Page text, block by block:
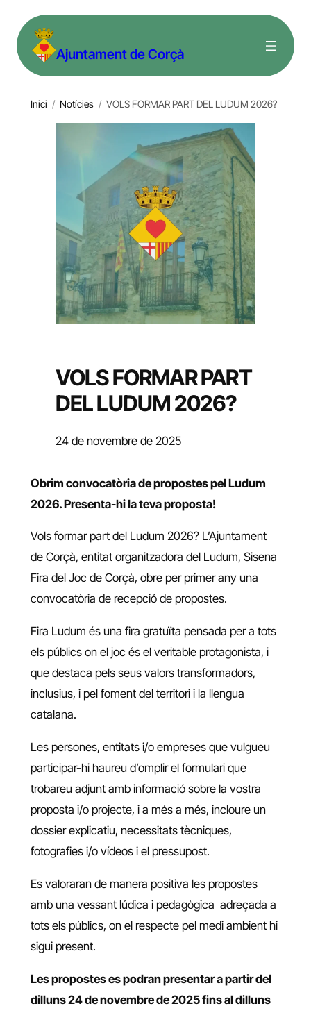
contingut Ajuntament de Corçà
Inici / Notícies / VOLS FORMAR PART DEL LUDUM 2026?
VOLS FORMAR PART
DEL LUDUM 2026?
24 de novembre de 2025
Obrim convocatòria de propostes pel Ludum
2026.Presenta-hi la teva proposta!
Vols formar part del Ludum 2026? L’Ajuntament
de Corçà, entitat organitzadora del Ludum, Sisena
Fira del Joc de Corçà, obre per primer any una
convocatòria de recepció de propostes.
Fira Ludum és una fira gratuïta pensada per a tots
els públics on el joc és el veritable protagonista, i
que destaca pels seus valors transformadors,
inclusius, i pel foment del territori i la llengua
catalana.
Les persones, entitats i/o empreses que vulgueu
participar-hi haureu d’omplir el formulari que
trobareu adjunt amb informació sobre la vostra
proposta i/o projecte, i a més a més, incloure un
dossier explicatiu, necessitats tècniques,
fotografies i/o vídeos i el pressupost.
Es valoraran de manera positiva les propostes
amb una vessant lúdica i pedagògica adreçada a
tots els públics, on el respecte pel medi ambient hi
sigui present.
Les propostes es podran presentar a partir del
dilluns 24 de novembre de 2025 fins al dilluns